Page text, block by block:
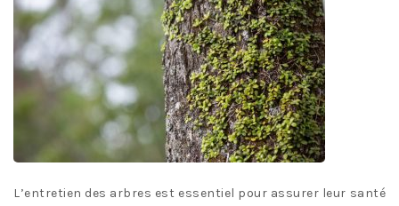
L’entretien des arbres est essentiel pour assurer leur santé